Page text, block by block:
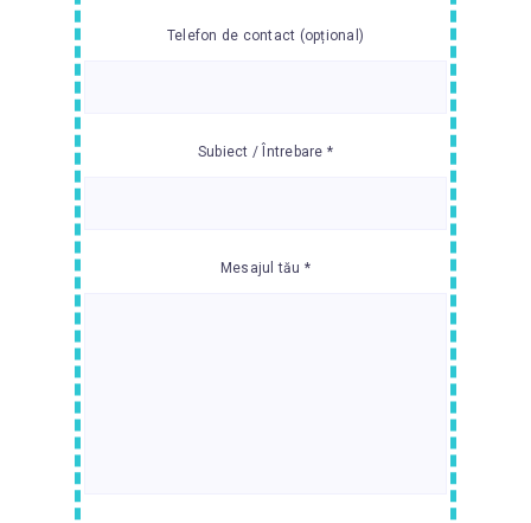
Telefon de contact (opțional)
Subiect / Întrebare *
Mesajul tău *